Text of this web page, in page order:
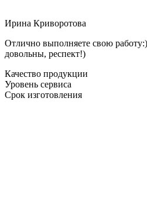
Ирина Криворотова
Отлично выполняете свою
довольны, респект!)
Качество продукции
Уровень сервиса
Срок изготовления